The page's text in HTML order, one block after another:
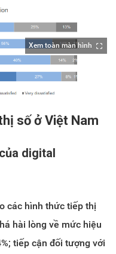
Xem toàn màn hình
số ở Việt Nam
digital
các hình thức tiếp thị
hài lòng về mức hiệu
tiếp cận đối tượng với